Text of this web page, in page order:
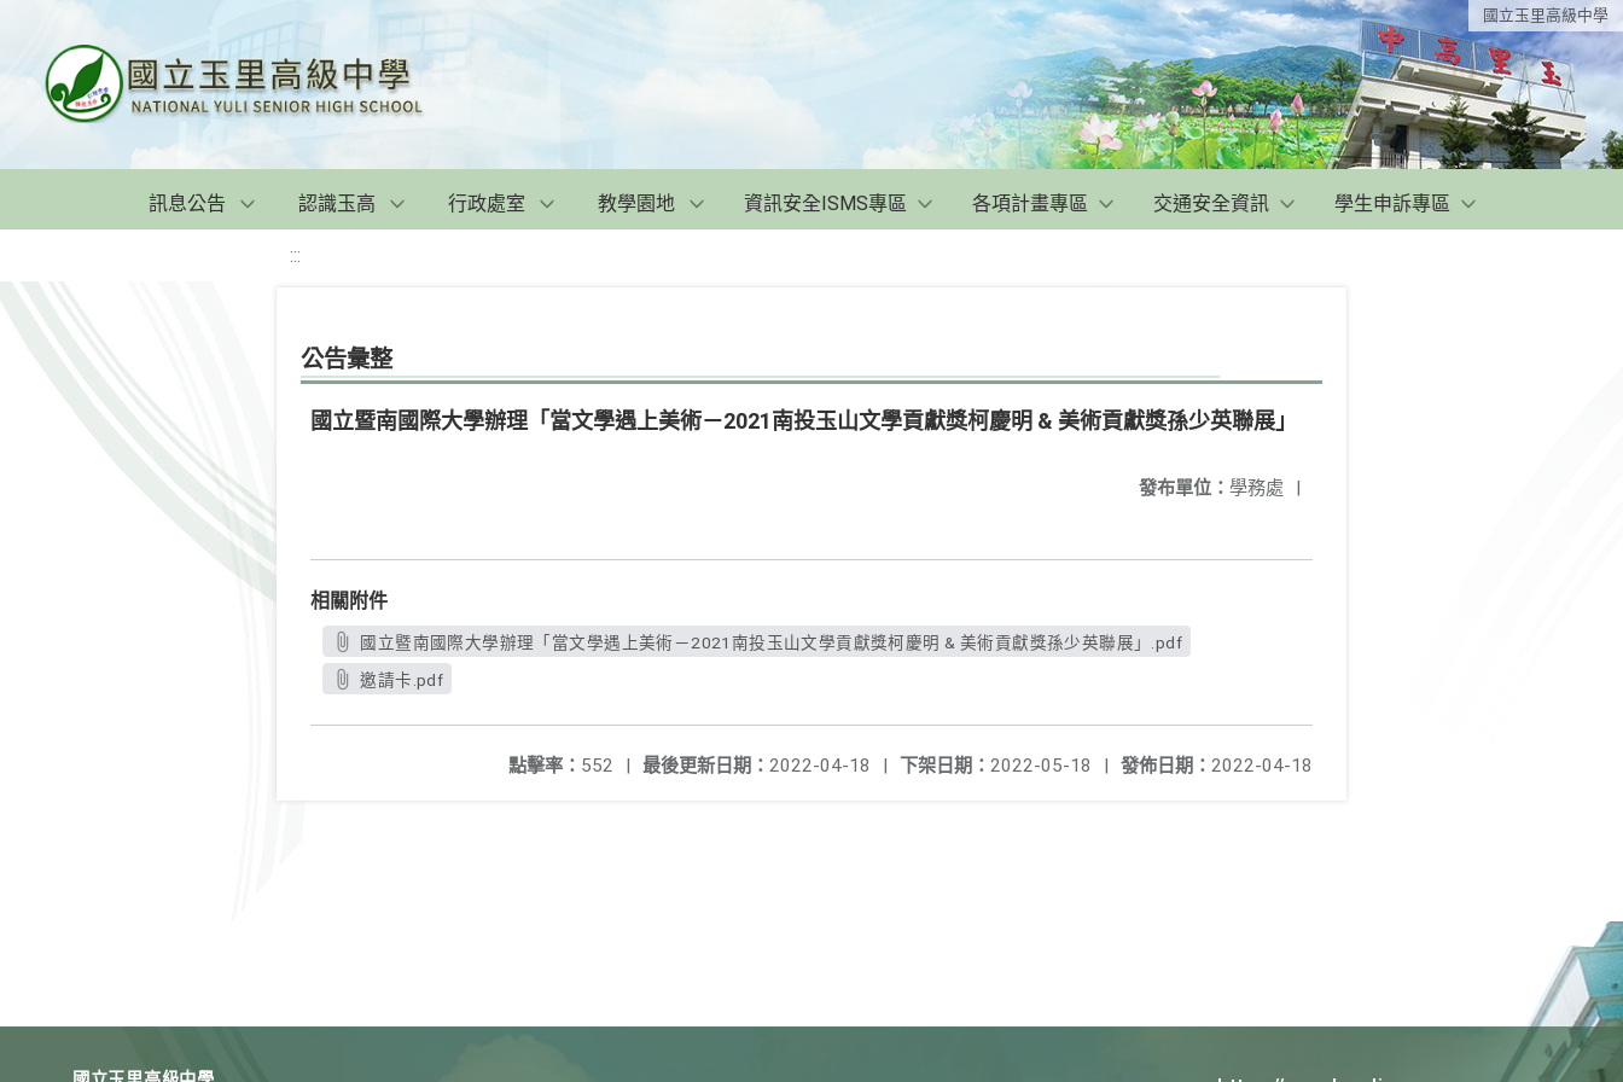
國立玉里高級中學
訊息公告 認識玉高 行政處室 教學園地 資訊安全ISMS專區 各項計畫專區 交通安全資訊 學生申訴專區
:::
公告彙整
國立暨南國際大學辦理「當文學遇上美術－2021南投玉山文學貢獻獎柯慶明 & 美術貢獻獎孫少英聯展」
發布單位： 學務處 |
相關附件
國立暨南國際大學辦理「當文學遇上美術－2021南投玉山文學貢獻獎柯慶明 & 美術貢獻獎孫少英聯展」.pdf
邀請卡.pdf
發佈日期： 2022-04-18
下架日期： 2022-05-18 |
最後更新日期： 2022-04-18 |
點擊率： 552 |